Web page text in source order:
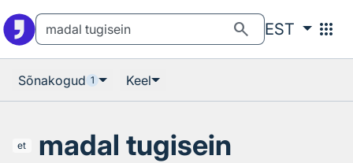
search EST apps
Sõnakogud 1 Keel
et madal tugisein